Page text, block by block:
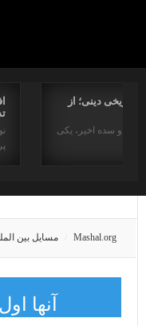
دینی؛ از
در دو سده اخیر، یکی
Mashal.org مسایل بین
آنها